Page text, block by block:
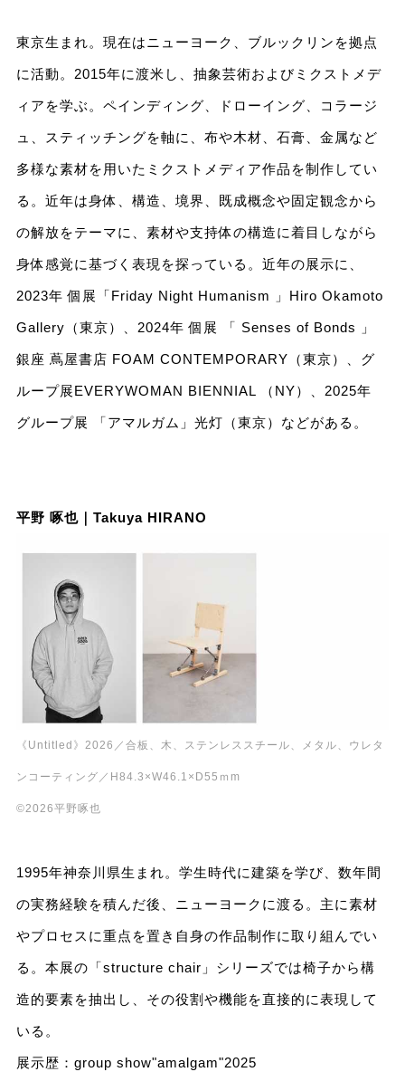
東京生まれ。現在はニューヨーク、ブルックリンを拠点
に活動。2015年に渡米し、抽象芸術およびミクストメデ
ィアを学ぶ。ペインディング、ドローイング、コラージ
ュ、スティッチングを軸に、布や木材、石膏、金属など
多様な素材を用いたミクストメディア作品を制作してい
る。近年は身体、構造、境界、既成概念や固定観念から
の解放をテーマに、素材や支持体の構造に着目しながら
身体感覚に基づく表現を探っている。近年の展示に、
2023年 個展「Friday Night Humanism 」Hiro Okamoto
Gallery（東京）、2024年 個展 「 Senses of Bonds 」
銀座 蔦屋書店 FOAM CONTEMPORARY（東京）、グ
ループ展EVERYWOMAN BIENNIAL （NY）、2025年
グループ展 「アマルガム」光灯（東京）などがある。
平野 啄也｜Takuya HIRANO
《Untitled》2026／合板、木、ステンレススチール、メタル、ウレタ
ンコーティング／H84.3×W46.1×D55ｍm
©︎2026平野啄也
1995年神奈川県生まれ。学生時代に建築を学び、数年間
の実務経験を積んだ後、ニューヨークに渡る。主に素材
やプロセスに重点を置き自身の作品制作に取り組んでい
る。本展の「structure chair」シリーズでは椅子から構
造的要素を抽出し、その役割や機能を直接的に表現して
いる。
展示歴：group show"amalgam"2025